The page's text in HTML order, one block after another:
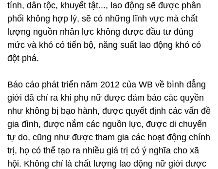
tính, dân tộc, khuyết tật..., lao động sẽ được phân
phối không hợp lý, sẽ có những lĩnh vực mà chất
lượng nguồn nhân lực không được đầu tư đúng
mức và khó có tiến bộ, năng suất lao động khó có
đột phá.
Báo cáo phát triển năm 2012 của WB về bình đẳng
giới đã chỉ ra khi phụ nữ được đảm bảo các quyền
như không bị bạo hành, được quyết định các vấn đề
gia đình, được nắm các nguồn lực, được di chuyển
tự do, cũng như được tham gia các hoạt động chính
trị, họ có thể tạo ra nhiều giá trị có ý nghĩa cho xã
hội. Không chỉ là chất lượng lao động nữ giới được